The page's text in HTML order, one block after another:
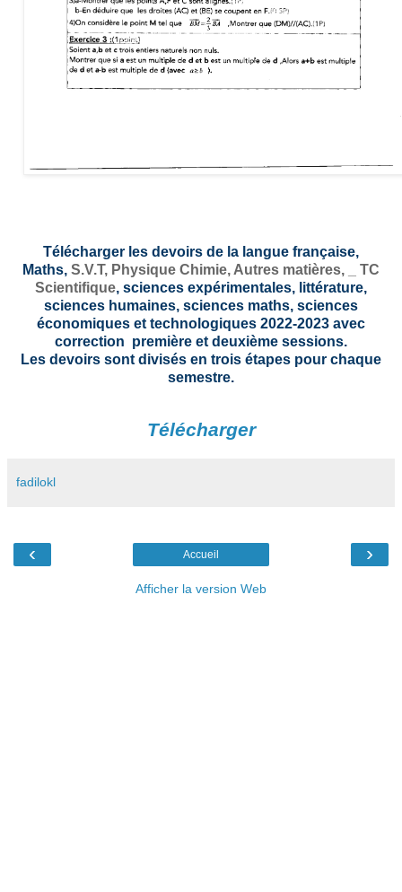
Télécharger les devoirs de la langue française,
Maths, S.V.T, Physique Chimie, Autres matières, _ TC
Scientifique, sciences expérimentales, littérature,
sciences humaines, sciences maths, sciences
économiques et technologiques 2022-2023 avec
correction première et deuxième sessions.
Les devoirs sont divisés en trois étapes pour chaque
semestre.
Télécharger
fadilokl
‹ ›
Accueil
Afficher la version Web